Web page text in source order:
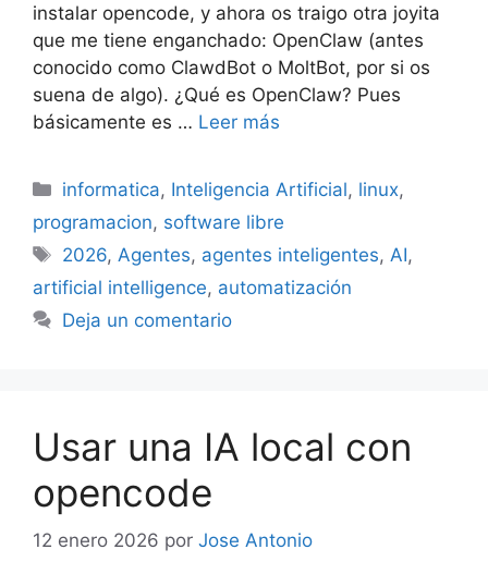
instalar opencode, y ahora os traigo otra joyita
que me tiene enganchado: OpenClaw (antes
conocido como ClawdBot o MoltBot, por si os
suena de algo). ¿Qué es OpenClaw? Pues
básicamente es … Leer más
Categorías
informatica, Inteligencia Artificial, linux,
programacion, software libre
Etiquetas
2026, Agentes, agentes inteligentes, AI,
artificial intelligence, automatización
Deja un comentario
Usar una IA local con
opencode
12 enero 2026 por Jose Antonio